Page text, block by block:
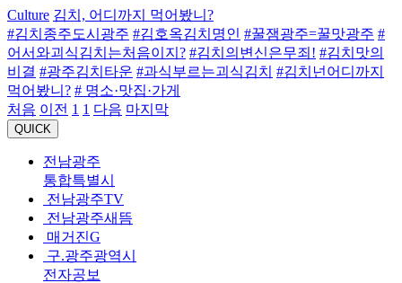
Culture 김치, 어디까지 먹어봤니?
#김치종주도시광주 #김호옥김치명인 #꿀잼광주=꿀맛광주 #
어서와괴식김치는처음이지? #김치의변신은무죄! #김치맛의
비결 #광주김치타운 #과식부르는괴식김치 #김치넌어디까지
먹어봤니? # 명소·맛집·가게
처음 이전 1 1 다음 마지막
QUICK
전남광주
통합특별시
전남광주TV
전남광주새뜸
매거진G
구.광주광역시
전자공보